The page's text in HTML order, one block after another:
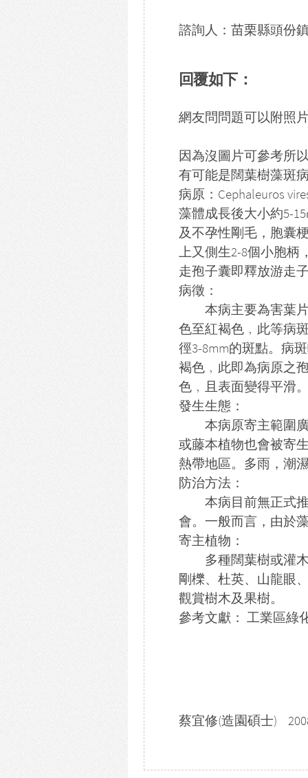
諮詢人：苗栗縣頭份
回覆如下：
網友問問題可以附照
因為沒圖片可參考所
有可能是闊葉樹藻斑
病原：Cephaleuros
藻體成長後大小約5-
及不孕性剛毛，胞囊
上又側生2-8個小胞柄
走孢子囊即釋放游走
病徵：
本病主要為害葉片
色至紅褐色﹐此等病
徑3-8mm的斑點。病
褐色﹐此即為病原之
色﹐且表面變得平滑
發生生態：
本病原寄主範圍廣
或藤本植物也會被寄
熱帶地區。多雨，潮
防治方法：
本病目前無正式推
會。一般而言，由於
寄主植物：
多種闊葉樹或灌木
剛櫟、杜英、山龍眼
觀賞樹木及果樹。
參考文獻： 工業區綠
蔡宜修(造園碩士)